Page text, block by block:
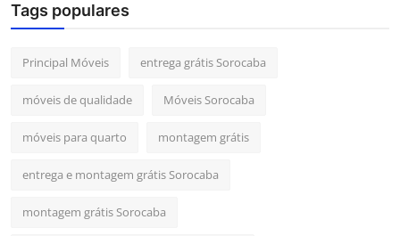
Tags populares
Principal Móveis entrega grátis Sorocaba
móveis de qualidade Móveis Sorocaba
móveis para quarto montagem grátis
entrega e montagem grátis Sorocaba
montagem grátis Sorocaba